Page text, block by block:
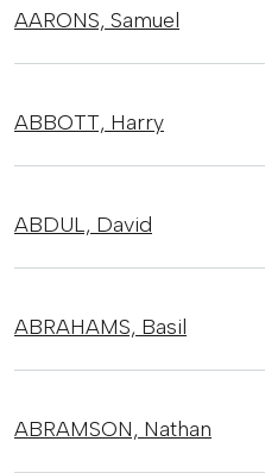
AARONS, Samuel
ABBOTT, Harry
ABDUL, David
ABRAHAMS, Basil
ABRAMSON, Nathan